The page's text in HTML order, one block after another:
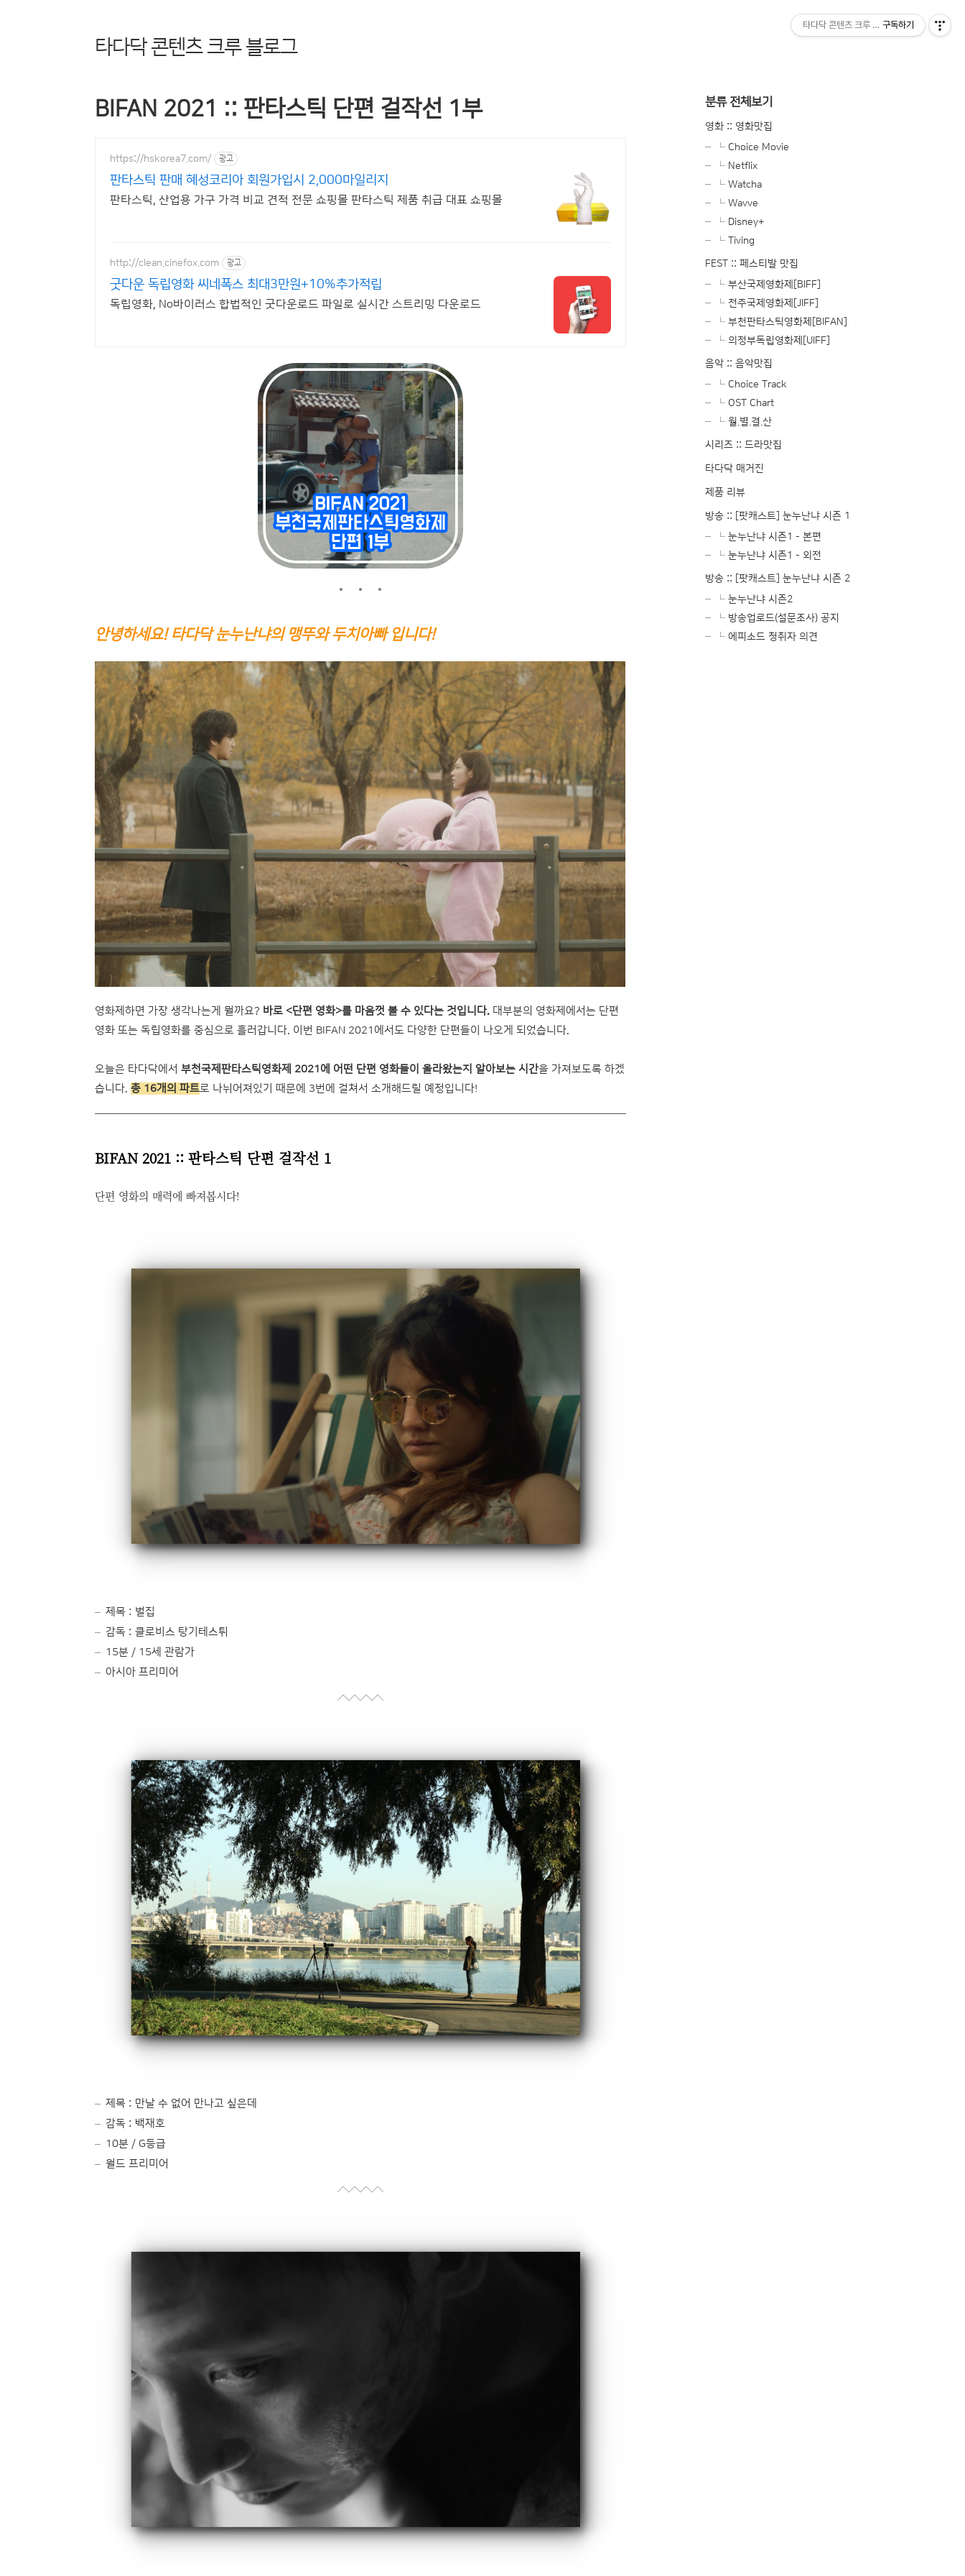
타다닥 콘텐츠 크루 블로그
BIFAN 2021 :: 판타스틱 단편 걸작선 1부
https://hskorea7.com/ 광고
판타스틱 판매 혜성코리아 회원가입시 2,000마일리지
판타스틱, 산업용 가구 가격 비교 견적 전문 쇼핑몰 판타스틱 제품 취급 대표 쇼핑몰
http://clean.cinefox.com 광고
굿다운 독립영화 씨네폭스 최대3만원+10%추가적립
독립영화, No바이러스 합법적인 굿다운로드 파일로 실시간 스트리밍 다운로드
안녕하세요! 타다닥 눈누난냐의 맹뚜와 두치아빠 입니다!
영화제하면 가장 생각나는게 뭘까요? 바로 <단편 영화>를 마음껏 볼 수 있다는 것입니다. 대부분의 영화제에서는 단편
영화 또는 독립영화를 중심으로 흘러갑니다. 이번 BIFAN 2021에서도 다양한 단편들이 나오게 되었습니다.
오늘은 타다닥에서 부천국제판타스틱영화제 2021에 어떤 단편 영화들이 올라왔는지 알아보는 시간을 가져보도록 하겠
습니다. 총 16개의 파트로 나뉘어져있기 때문에 3번에 걸쳐서 소개해드릴 예정입니다!
BIFAN 2021 :: 판타스틱 단편 걸작선 1
단편 영화의 매력에 빠져봅시다!
제목 : 벌집
감독 : 클로비스 탕기테스튀
15분 / 15세 관람가
아시아 프리미어
제목 : 만날 수 없어 만나고 싶은데
감독 : 백재호
10분 / G등급
월드 프리미어
분류 전체보기
영화 :: 영화맛집
└ Choice Movie
└ Netflix
└ Watcha
└ Wavve
└ Disney+
└ Tiving
FEST :: 페스티발 맛집
└ 부산국제영화제[BIFF]
└ 전주국제영화제[JIFF]
└ 부천판타스틱영화제[BIFAN]
└ 의정부독립영화제[UIFF]
음악 :: 음악맛집
└ Choice Track
└ OST Chart
└ 월.별.결.산
시리즈 :: 드라맛집
타다닥 매거진
제품 리뷰
방송 :: [팟캐스트] 눈누난냐 시즌 1
└ 눈누난냐 시즌1 - 본편
└ 눈누난냐 시즌1 - 외전
방송 :: [팟캐스트] 눈누난냐 시즌 2
└ 눈누난냐 시즌2
└ 방송업로드(설문조사) 공지
└ 에피소드 청취자 의견
타다닥 콘텐츠 크루 블로그구독하기